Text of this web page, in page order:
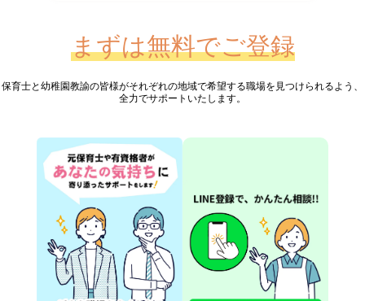
まずは無料でご登録
保育士と幼稚園教諭の皆様がそれぞれの地域で希望する職場を見つけられるよう、
全力でサポートいたします。